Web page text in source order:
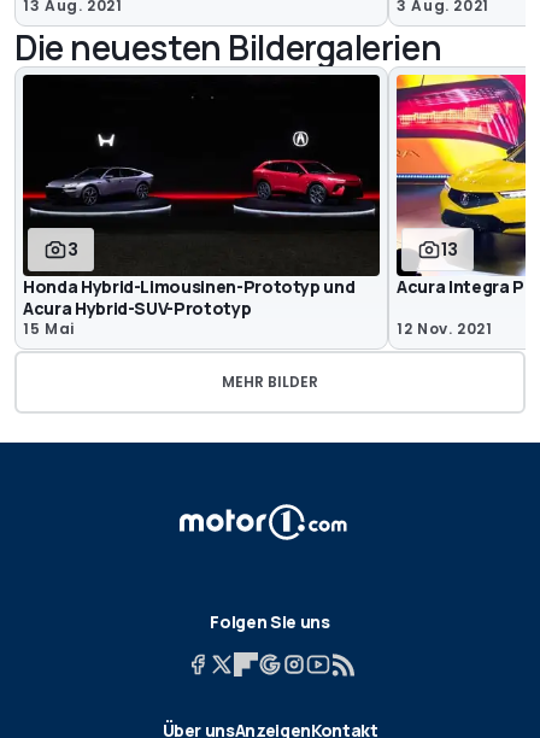
13 Aug. 2021
3 Aug. 2021
Die neuesten Bildergalerien
3
Honda Hybrid-Limousinen-Prototyp und
Acura Hybrid-SUV-Prototyp
15 Mai
13
Acura Integra
12 Nov. 2021
MEHR BILDER
Folgen Sie uns
Über unsAnzeigenKontakt